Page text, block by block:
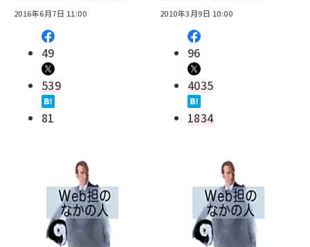
2016年6月7日 11:00
49
539
81
2010年3月9日 10:00
96
4035
1834